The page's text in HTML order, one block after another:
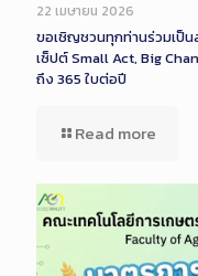
22 เมษายน 2026
ขอเชิญชวนทุกท่านร่วมเป็
เซ็ปต์ Small Act, Big
ถึง 365 ใบต่อปี
Read more